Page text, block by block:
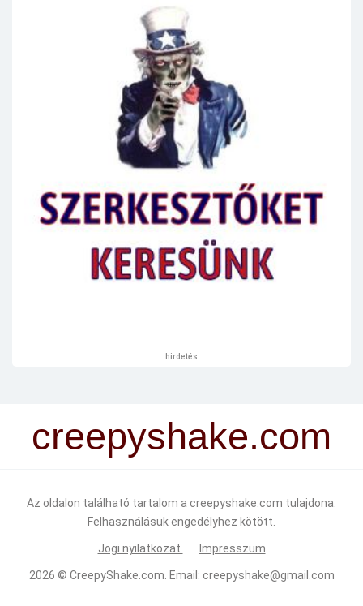
hirdetés
creepyshake.com
Az oldalon található tartalom a creepyshake.com tulajdona.
Felhasználásuk engedélyhez kötött.
Jogi nyilatkozat Impresszum
2026 © CreepyShake.com. Email: creepyshake@gmail.com